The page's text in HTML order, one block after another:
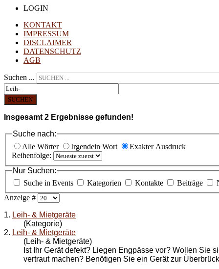
LOGIN
KONTAKT
IMPRESSUM
DISCLAIMER
DATENSCHUTZ
AGB
Suchen ...
SUCHEN
Insgesamt 2 Ergebnisse gefunden!
Suche nach:
Alle Wörter
Irgendein Wort
Exakter Ausdruck
Reihenfolge:
Nur Suchen:
Suche in Events
Kategorien Kontakte Beiträge
Anzeige #
1. Leih- & Mietgeräte
(Kategorie)
2. Leih- & Mietgeräte
(Leih- & Mietgeräte)
Ist Ihr Gerät defekt? Liegen Engpässe vor? Wollen Sie
vertraut machen? Benötigen Sie ein Gerät zur